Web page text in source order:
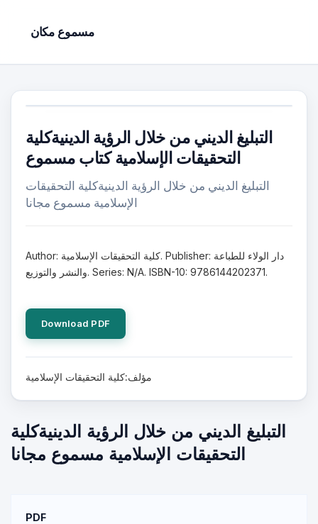
مسموع مكان
التبليغ الديني من خلال الرؤية الدينيةكلية
التحقيقات الإسلامية كتاب مسموع
التبليغ الديني من خلال الرؤية الدينيةكلية التحقيقات
الإسلامية مسموع مجانا
Author: كلية التحقيقات الإسلامية. Publisher: دار الولاء للطباعة
والنشر والتوزيع. Series: N/A. ISBN-10: 9786144202371.
Download PDF
مؤلف:كلية التحقيقات الإسلامية
التبليغ الديني من خلال الرؤية الدينيةكلية
التحقيقات الإسلامية مسموع مجانا
PDF